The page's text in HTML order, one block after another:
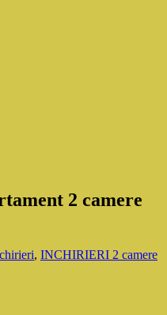
2 camere
, INCHIRIERI 2 camere